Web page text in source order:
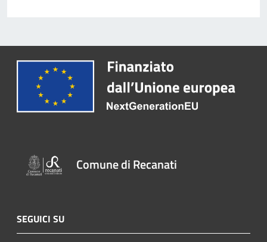
Comune di Recanati
SEGUICI SU